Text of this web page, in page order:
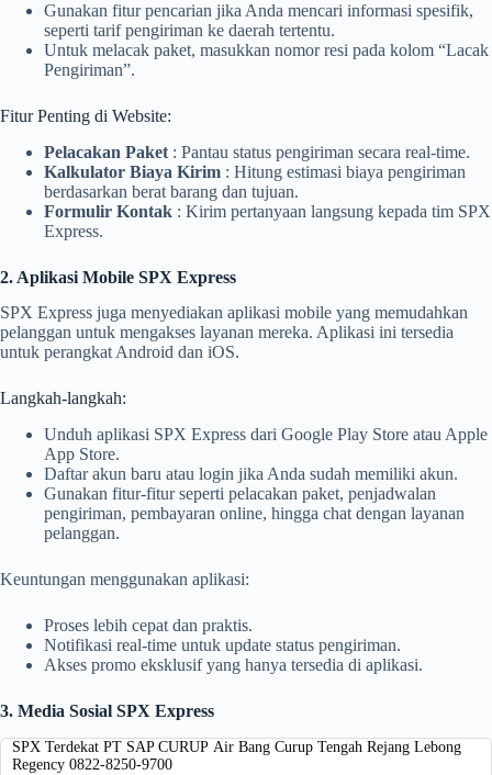
Gunakan fitur pencarian jika Anda mencari informasi spesifik,
seperti tarif pengiriman ke daerah tertentu.
Untuk melacak paket, masukkan nomor resi pada kolom “Lacak
Pengiriman”.
Fitur Penting di Website:
Pelacakan Paket : Pantau status pengiriman secara real-time.
Kalkulator Biaya Kirim : Hitung estimasi biaya pengiriman
berdasarkan berat barang dan tujuan.
Formulir Kontak : Kirim pertanyaan langsung kepada tim SPX
Express.
2. Aplikasi Mobile SPX Express
SPX Express juga menyediakan aplikasi mobile yang memudahkan
pelanggan untuk mengakses layanan mereka. Aplikasi ini tersedia
untuk perangkat Android dan iOS.
Langkah-langkah:
Unduh aplikasi SPX Express dari Google Play Store atau Apple
App Store.
Daftar akun baru atau login jika Anda sudah memiliki akun.
Gunakan fitur-fitur seperti pelacakan paket, penjadwalan
pengiriman, pembayaran online, hingga chat dengan layanan
pelanggan.
Keuntungan menggunakan aplikasi:
Proses lebih cepat dan praktis.
Notifikasi real-time untuk update status pengiriman.
Akses promo eksklusif yang hanya tersedia di aplikasi.
3. Media Sosial SPX Express
SPX Terdekat PT SAP CURUP Air Bang Curup Tengah Rejang Lebong
Regency 0822-8250-9700